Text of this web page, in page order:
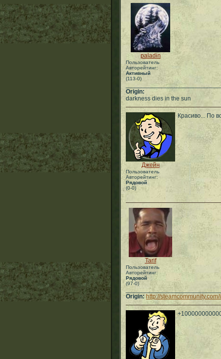
paladin
Пользователь
Авторейтинг:
Активный
(113-0)
Origin:
darkness dies in the sun
Джейн
Пользователь
Авторейтинг:
Рядовой
(0-0)
Красиво... По
Tarif
Пользователь
Авторейтинг:
Рядовой
(97-0)
Origin: http://